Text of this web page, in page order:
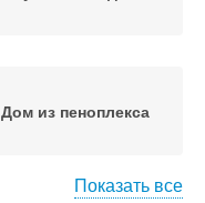
Дом из пеноплекса
Показать все